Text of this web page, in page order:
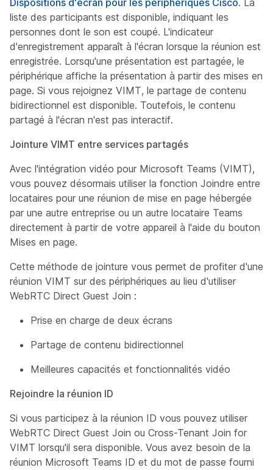
Dispositions d'écran pour les périphériques Cisco. La
liste des participants est disponible, indiquant les
personnes dont le son est coupé. L'indicateur
d'enregistrement apparaît à l'écran lorsque la réunion est
enregistrée. Lorsqu'une présentation est partagée, le
périphérique affiche la présentation à partir des mises en
page. Si vous rejoignez VIMT, le partage de contenu
bidirectionnel est disponible. Toutefois, le contenu
partagé à l'écran n'est pas interactif.
Jointure VIMT entre services partagés
Avec l'intégration vidéo pour Microsoft Teams (VIMT),
vous pouvez désormais utiliser la fonction Joindre entre
locataires pour une réunion de mise en page hébergée
par une autre entreprise ou un autre locataire Teams
directement à partir de votre appareil à l'aide du bouton
Mises en page.
Cette méthode de jointure vous permet de profiter d'une
réunion VIMT sur des périphériques au lieu d'utiliser
WebRTC Direct Guest Join :
Prise en charge de deux écrans
Partage de contenu bidirectionnel
Meilleures capacités et fonctionnalités vidéo
Rejoindre la réunion ID
Si vous participez à la réunion ID vous pouvez utiliser
WebRTC Direct Guest Join ou Cross-Tenant Join for
VIMT lorsqu'il sera disponible. Vous avez besoin de la
réunion Microsoft Teams ID et du mot de passe fourni